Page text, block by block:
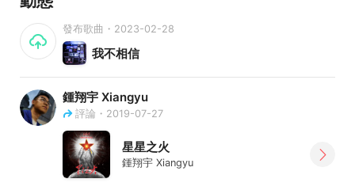
發布歌曲・2023-02-28
我不相信
鍾翔宇 Xiangyu
評論・2019-07-27
星星之火
鍾翔宇 Xiangyu